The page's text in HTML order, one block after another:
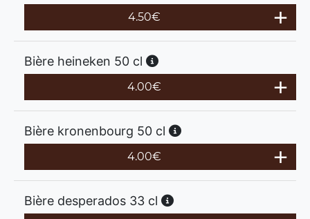
4.50€
Bière heineken 50 cl
4.00€
Bière kronenbourg 50 cl
4.00€
Bière desperados 33 cl